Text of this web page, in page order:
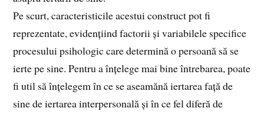
Pe scurt, caracteristicile acestui construct pot fi
reprezentate, evidențiind factorii și variabilele specifice
procesului psihologic care determină o persoană să se
ierte pe sine. Pentru a înțelege mai bine întrebarea, poate
fi util să înțelegem în ce se aseamănă iertarea față de
sine de iertarea interpersonală și în ce fel diferă de